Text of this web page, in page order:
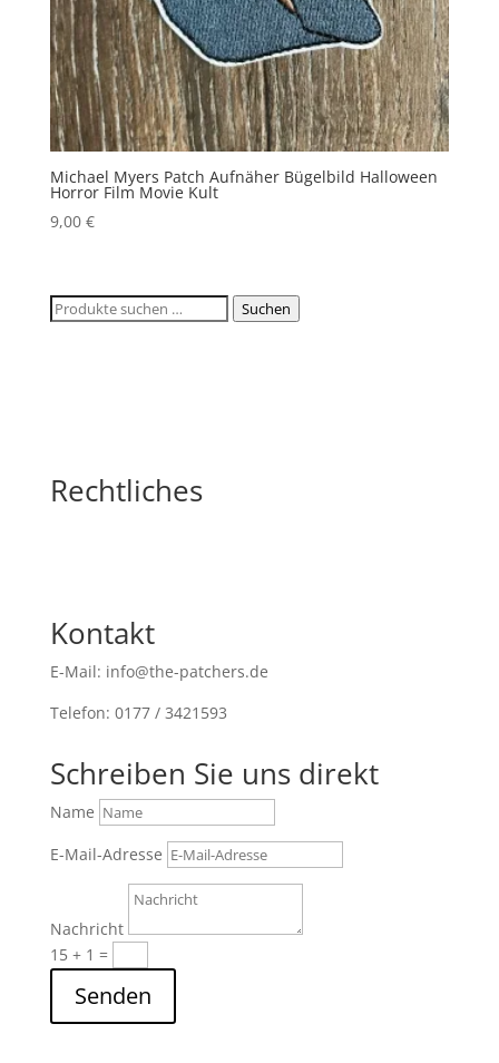
Michael Myers Patch Aufnäher Bügelbild Halloween
Horror Film Movie Kult
9,00 €
Suchen
Suchen
Rechtliches
Kontakt
E-Mail: info@the-patchers.de
Telefon: 0177 / 3421593
Schreiben Sie uns direkt
Name
E-Mail-Adresse
Nachricht
15 + 1 =
Senden